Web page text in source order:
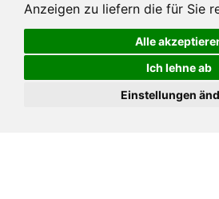
Anzeigen zu liefern die für Sie
Alle
Ich lehne ab
Einstellungen